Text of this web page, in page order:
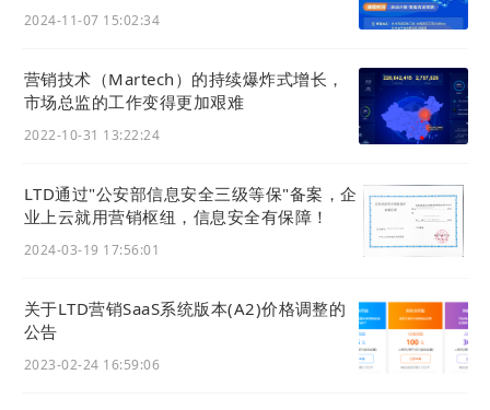
2024-11-07 15:02:34
营销技术（Martech）的持续爆炸式增长，
市场总监的工作变得更加艰难
2022-10-31 13:22:24
LTD通过"公安部信息安全三级等保"备案，企
业上云就用营销枢纽，信息安全有保障！
2024-03-19 17:56:01
关于LTD营销SaaS系统版本(A2)价格调整的
公告
2023-02-24 16:59:06